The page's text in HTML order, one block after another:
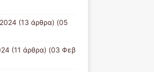
(13 άρθρα) (05
(11 άρθρα) (03 Φεβ